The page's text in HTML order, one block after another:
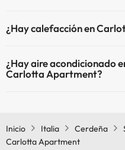
¿Hay calefacción en
¿Hay aire acondicionado
Carlotta Apartment?
Inicio
Italia Cerdeña
Carlotta Apartment